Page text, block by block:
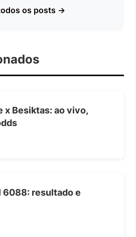
os posts →
x Besiktas: ao vivo,
6088: resultado e